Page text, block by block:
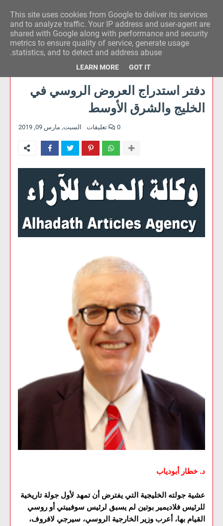
وكالة الحدث للآراء
دفتر استدراج العروض الروسي في
الخليج والشرق الأوسط
السبت, مارس 09, 2019 0 تعليقات
د. خطار أبودياب
عشية جولته الخليجية التي يفترض أن تمهد لأول جولة تاريخية
للرئيس فلاديمير بوتين لم يسبق لرئيس سوفييتي أو روسي
القيام بها، أعرب وزير الخارجية الروسي، سيرجي لافروف،
This site uses cookies from Google to deliver its services
and to analyze traffic. Your IP address and user-agent are
shared with Google along with performance and security
metrics to ensure quality of service, generate usage
statistics, and to detect and address abuse.
LEARN MORE GOT IT